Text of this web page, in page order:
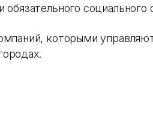
обязательного социального
которыми